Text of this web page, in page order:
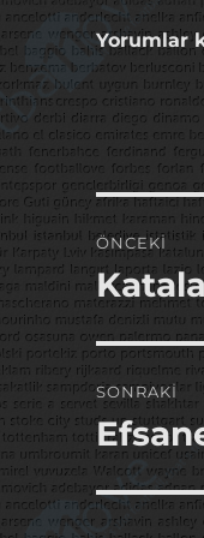
Yorumlar
Yazı
ÖNCEKI
Önceki
yazı:
SONRAKI
Sonraki
yazı: